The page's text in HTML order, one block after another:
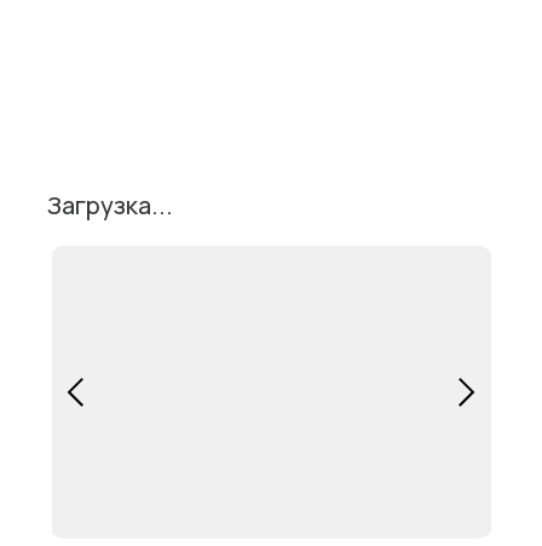
Загрузка...